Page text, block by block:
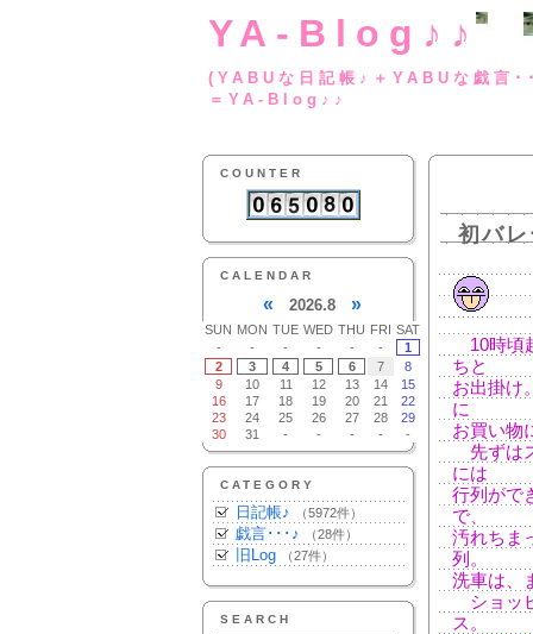
YA-Blog♪♪
(YABUな日記帳♪
＝YA-Blog♪♪
COUNTER
CALENDAR
« 2026.8 »
SUN MON TUE WED THU FRI SAT
-
- - - - -
1
2
3 4 5 6 7
8
9
10 11 12 13 14
15
16
17 18 19 20 21
22
23
24 25 26 27 28
29
30
31 - - - - -
CATEGORY
日記帳♪ （5972件）
戯言･･･♪ （28件）
旧Log （27件）
SEARCH
初バ
10時頃
ちと
お出掛け
に
お買い物
先ずは
には
行列がで
で、
汚れちま
列。
洗車は、
ショッ
ス。